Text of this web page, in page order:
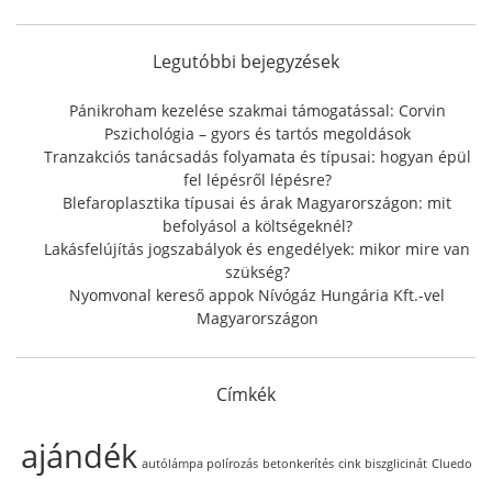
f
r
:
Legutóbbi bejegyzések
Pánikroham kezelése szakmai támogatással: Corvin
Pszichológia – gyors és tartós megoldások
Tranzakciós tanácsadás folyamata és típusai: hogyan épül
fel lépésről lépésre?
Blefaroplasztika típusai és árak Magyarországon: mit
befolyásol a költségeknél?
Lakásfelújítás jogszabályok és engedélyek: mikor mire van
szükség?
Nyomvonal kereső appok Nívógáz Hungária Kft.-vel
Magyarországon
Címkék
ajándék autólámpa polírozás betonkerítés cink biszglicinát Cluedo